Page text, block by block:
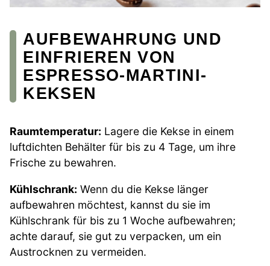
AUFBEWAHRUNG UND
EINFRIEREN VON
ESPRESSO-MARTINI-
KEKSEN
Raumtemperatur: Lagere die Kekse in einem
luftdichten Behälter für bis zu 4 Tage, um ihre
Frische zu bewahren.
Kühlschrank: Wenn du die Kekse länger
aufbewahren möchtest, kannst du sie im
Kühlschrank für bis zu 1 Woche aufbewahren;
achte darauf, sie gut zu verpacken, um ein
Austrocknen zu vermeiden.